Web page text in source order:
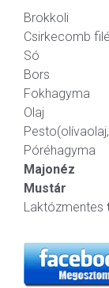
Brokkoli
Csirkecomb filé
Só
Bors
Fokhagyma
Olaj
Póréhagyma
Majonéz
Mustár
Laktózmentes